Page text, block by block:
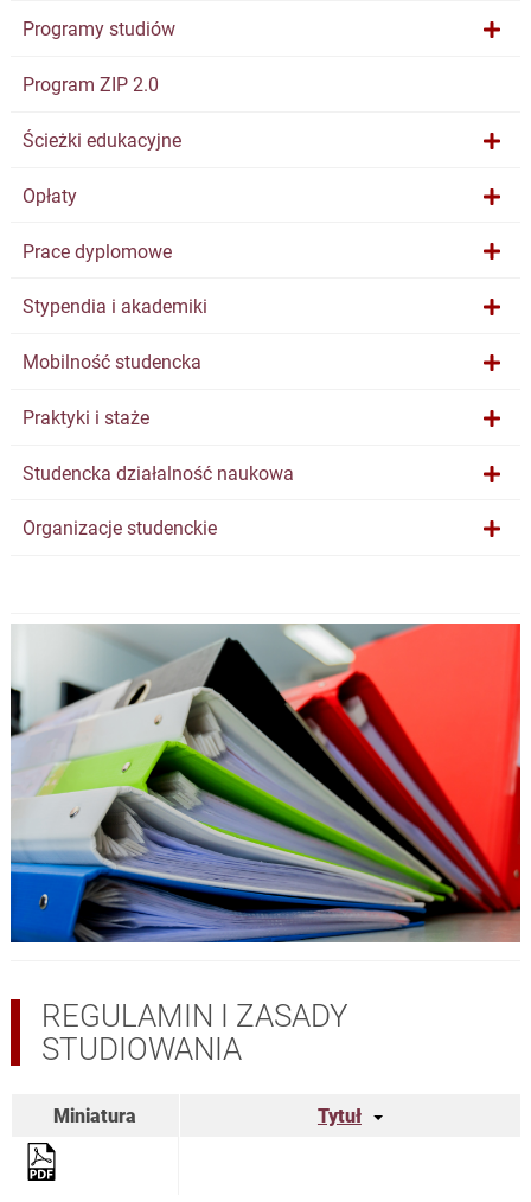
Programy studiów
Program ZIP 2.0
Ścieżki edukacyjne
Opłaty
Prace dyplomowe
Stypendia i akademiki
Mobilność studencka
Praktyki i staże
Studencka działalność naukowa
Organizacje studenckie
REGULAMIN I ZASADY
STUDIOWANIA
Miniatura Tytuł